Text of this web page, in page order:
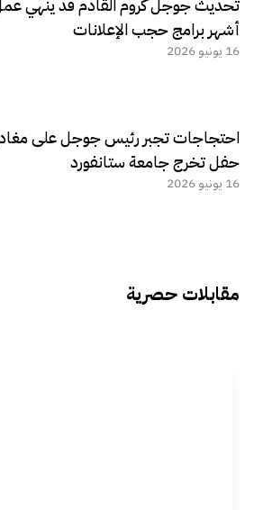
تحديث جوجل كروم القادم قد ينهي
أشهر برامج حجب الإعلانات
16 يونيو 2026
احتجاجات تجبر رئيس جوجل على
حفل تخرج جامعة ستانفورد
16 يونيو 2026
مقابلات حصرية